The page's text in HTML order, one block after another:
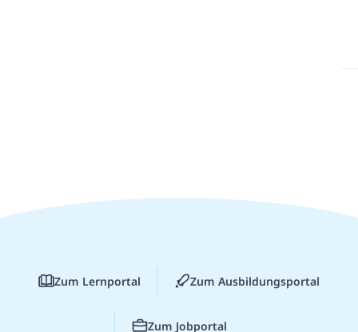
Zum Lernportal Zum Ausbildungsportal
Zum Jobportal